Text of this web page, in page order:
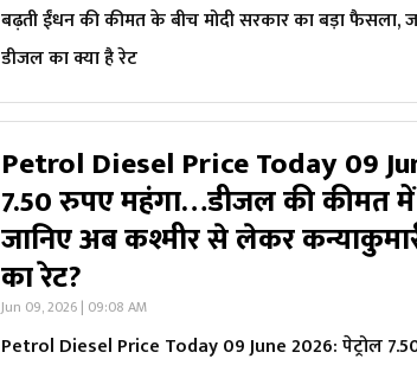
बढ़ती ईंधन की कीमत के बीच मोदी सरकार का बड़ा फैसला,
डीजल का क्या है रेट
Petrol Diesel Price Today 09
7.50 रुपए महंगा…डीजल की कीमत में
जानिए अब कश्मीर से लेकर
का रेट?
Jun 09, 2026 | 09:08 AM
Petrol Diesel Price Today 09 June 2026: पेट्रोल